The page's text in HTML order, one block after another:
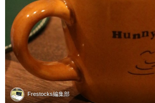
Frestocks編集部